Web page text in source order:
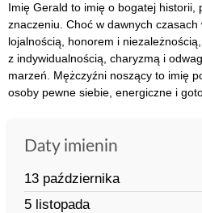
Imię Gerald to imię o bogatej historii,
znaczeniu. Choć w dawnych czasach
lojalnością, honorem i
z indywidualnością, charyzmą i
marzeń. Mężczyźni noszący to imię
osoby pewne siebie, energiczne i
Daty imienin
13 października
5 listopada